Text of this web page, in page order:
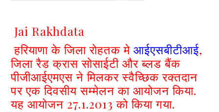
Jai Rakhdata
हरियाणा के जिला रोहतक मेआईएसबीटीआई,
जिला रैड क्रास सोसाईटी और ब्लड बैंक
पीजीआईएमएस ने मिलकर स्वैच्छिक रक्तदान
पर एक दिवसीय सम्मेलन का आयोजन किया.
यह आयोजन 27.1.2013 को किया गया.